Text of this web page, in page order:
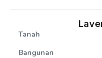
Tanah
Bangunan